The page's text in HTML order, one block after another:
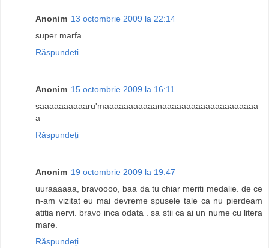
Anonim 13 octombrie 2009 la 22:14
super marfa
Răspundeți
Anonim 15 octombrie 2009 la 16:11
saaaaaaaaaaru'maaaaaaaaaaanaaaaaaaaaaaaaaaaaaaa
a
Răspundeți
Anonim 19 octombrie 2009 la 19:47
uuraaaaaa, bravoooo, baa da tu chiar meriti medalie. de ce
n-am vizitat eu mai devreme spusele tale ca nu pierdeam
atitia nervi. bravo inca odata . sa stii ca ai un nume cu litera
mare.
Răspundeți